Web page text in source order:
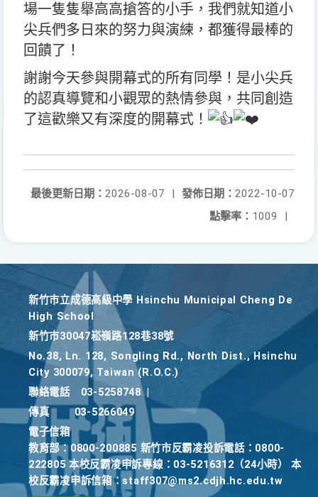
場一隻隻舉高高搶答的小手，我們就知道小
尖兵們多日來的努力與演練，都獲得最棒的
回饋了！
謝謝今天參與開幕式的所有同學！是小尖兵
的認真導覽和小觀眾的熱情參與，共同創造
了這歡樂又有深度的開幕式！
發佈日期： 2022-10-07
最後更新日期： 2026-08-07
|
點擊率： 1009 |
新竹巿立成德高級中學 Hsinchu Municipal Cheng De
High School
新竹巿30047崧嶺路128巷38號
No.38, Ln. 128, Songling Rd., North Dist., Hsinchu
City 300079, Taiwan (R.O.C.)
聯絡電話
03-5258748
傳真
03-5266049
電子信箱
教育部：0800-200885 新竹市反霸凌投訴電話：0800-
222805 本校反霸凌申訴專線：03-5216312（24小時） 本
校反霸凌申訴信箱：staff307@ms2.cdjh.hc.edu.tw